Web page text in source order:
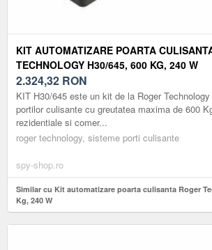
KIT AUTOMATIZARE POARTA
TECHNOLOGY H30/645, 600 KG, 240 W
2.324,32 RON
KIT H30/645 este un kit de la Roger
portilor culisante cu greutatea maxima de 600
rezidentiale si comer...
roger technology, sisteme porti culisante
spy-shop.ro
Similar cu Kit automatizare poarta culisanta Roger
Kg, 240 W